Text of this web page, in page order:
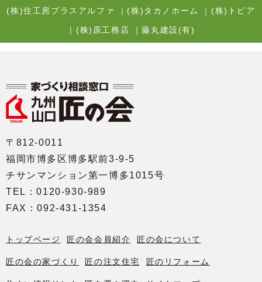
(株)住工房プラスアルファ ｜ (株)タカノホーム ｜ (株)トピア
｜ (株)原工務店 ｜藤丸建設(有)
〒812-0011
福岡市博多区博多駅前3-9-5
チサンマンション第一博多1015号
TEL：0120-930-989
FAX：092-431-1354
トップページ 匠の会会員紹介 匠の会について
匠の会の家づくり 匠の注文住宅 匠のリフォーム